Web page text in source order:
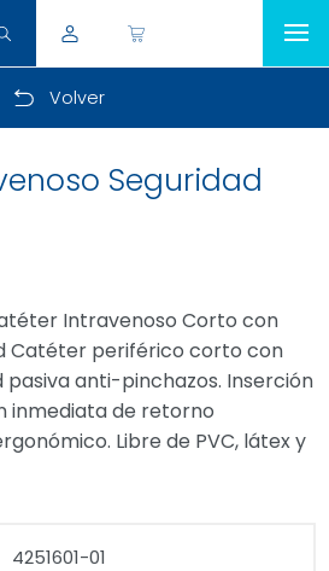
Volver
Seguridad
Intravenoso Corto con
Catéter periférico corto con
pasiva anti-pinchazos. Inserción
inmediata de retorno
Libre de PVC, látex y
4251601-01